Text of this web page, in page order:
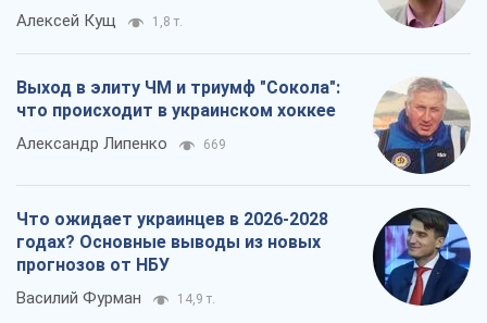
Алексей Кущ 1,8 т.
Выход в элиту ЧМ и триумф "Сокола":
что происходит в украинском хоккее
Александр Липенко 669
Что ожидает украинцев в 2026-2028
годах? Основные выводы из новых
прогнозов от НБУ
Василий Фурман 14,9 т.